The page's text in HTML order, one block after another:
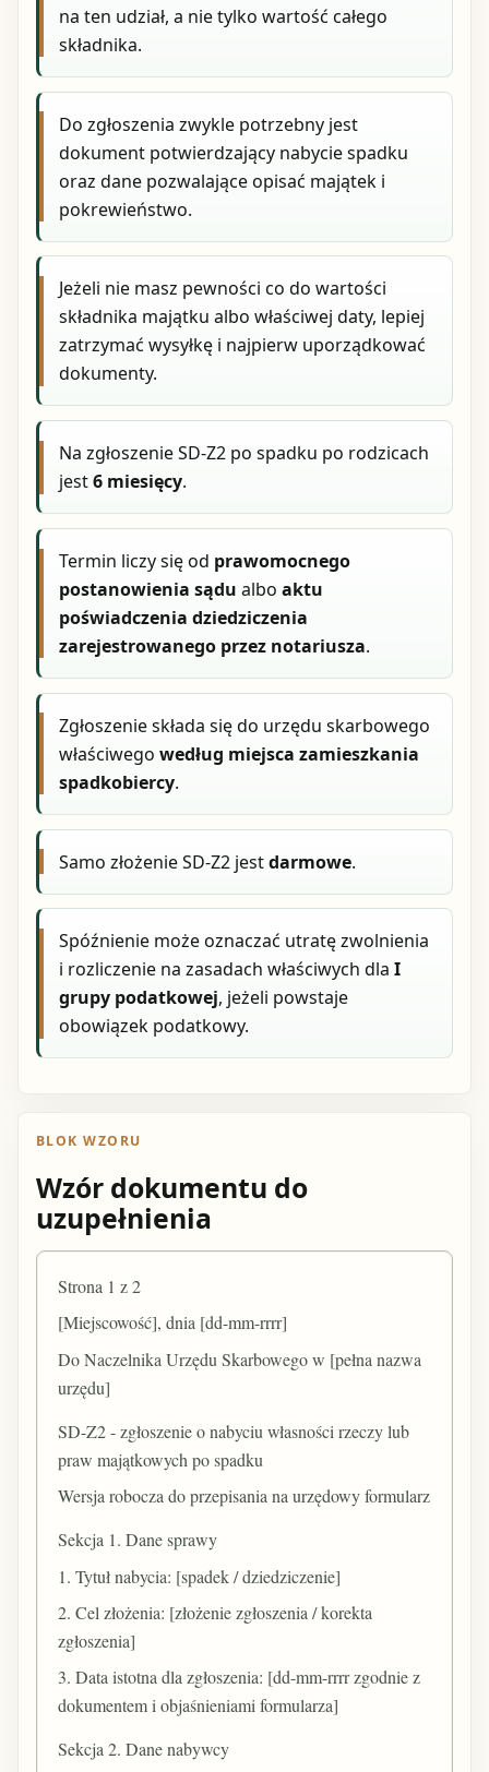
na ten udział, a nie tylko wartość całego
składnika.
Do zgłoszenia zwykle potrzebny jest
dokument potwierdzający nabycie spadku
oraz dane pozwalające opisać majątek i
pokrewieństwo.
Jeżeli nie masz pewności co do wartości
składnika majątku albo właściwej daty, lepiej
zatrzymać wysyłkę i najpierw uporządkować
dokumenty.
Na zgłoszenie SD-Z2 po spadku po rodzicach
jest6 miesięcy.
Termin liczy się od prawomocnego
postanowienia sądu alboaktu
poświadczenia dziedziczenia
zarejestrowanego przez notariusza.
Zgłoszenie składa się do urzędu skarbowego
właściwegowedług miejsca zamieszkania
spadkobiercy.
Samo złożenie SD-Z2 jestdarmowe.
Spóźnienie może oznaczać utratę zwolnienia
i rozliczenie na zasadach właściwych dlaI
grupy podatkowej, jeżeli powstaje
obowiązek podatkowy.
BLOK WZORU
Wzór dokumentu do
uzupełnienia
Strona 1 z 2
[Miejscowość], dnia [dd-mm-rrrr]
Do Naczelnika Urzędu Skarbowego w [pełna nazwa
urzędu]
SD-Z2 - zgłoszenie o nabyciu własności rzeczy lub
praw majątkowych po spadku
Wersja robocza do przepisania na urzędowy formularz
Sekcja 1. Dane sprawy
1. Tytuł nabycia: [spadek / dziedziczenie]
2. Cel złożenia: [złożenie zgłoszenia / korekta
zgłoszenia]
3. Data istotna dla zgłoszenia: [dd-mm-rrrr zgodnie z
dokumentem i objaśnieniami formularza]
Sekcja 2. Dane nabywcy